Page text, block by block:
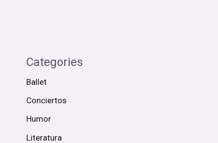
Categories
Ballet
Conciertos
Humor
Literatura